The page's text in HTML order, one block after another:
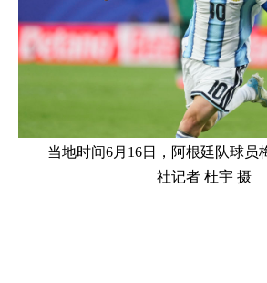
当地时间6月16日，阿根廷队球员
社记者 杜宇 摄